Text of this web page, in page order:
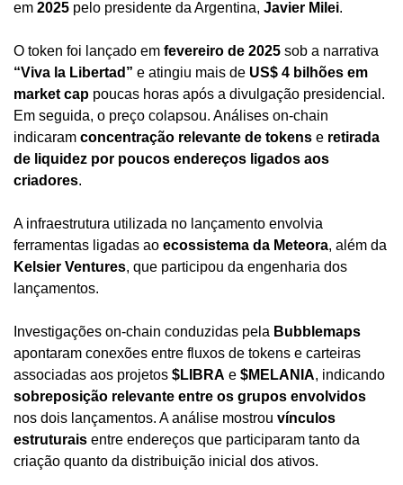
em 2025 pelo presidente da Argentina, Javier Milei.
O token foi lançado em fevereiro de 2025
“Viva la Libertad” e atingiu mais de US$ 4 bilhões em
market cap poucas horas após a divulgação presidencial.
Em seguida, o preço colapsou. Análises on-chain
indicaram concentração relevante de tokens e retirada
de liquidez por poucos endereços ligados aos
criadores.
A infraestrutura utilizada no lançamento envolvia
ferramentas ligadas ao ecossistema da Meteora
Kelsier Ventures, que participou da engenharia dos
lançamentos.
Investigações on-chain conduzidas pela Bubblemaps
apontaram conexões entre fluxos de tokens e carteiras
associadas aos projetos $LIBRA e $MELANIA
sobreposição relevante entre os grupos envolvidos
nos dois lançamentos. A análise mostrou vínculos
estruturais entre endereços que participaram tanto da
criação quanto da distribuição inicial dos ativos.